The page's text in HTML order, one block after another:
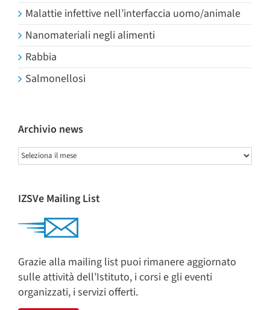
Malattie infettive nell’interfaccia uomo/animale
Nanomateriali negli alimenti
Rabbia
Salmonellosi
Archivio news
Archivio
news
IZSVe Mailing List
Grazie alla mailing list puoi rimanere aggiornato
sulle attività dell’Istituto, i corsi e gli eventi
organizzati, i servizi offerti.